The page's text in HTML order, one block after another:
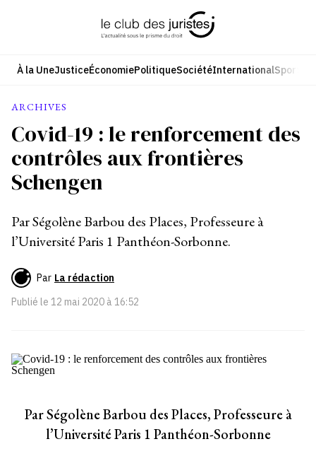
À la UneJusticeÉconomiePolitiqueSociétéInternationalSport
ARCHIVES
Covid-19 : le renforcement des
contrôles aux frontières
Schengen
Par Ségolène Barbou des Places, Professeure à
l’Université Paris 1 Panthéon-Sorbonne.
Par La rédaction
Publié le 12 mai 2020 à 16:52
Par Ségolène Barbou des Places, Professeure à
l’Université Paris 1 Panthéon-Sorbonne